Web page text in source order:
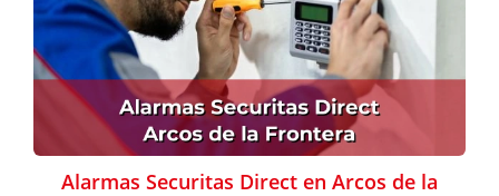
Alarmas Securitas Direct en Arcos de la